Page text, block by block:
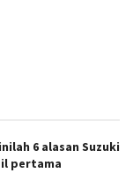
6 alasan Suzuki
pertama